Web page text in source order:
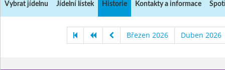
Vybrat jídelnu Jídelní lístek Historie Kontakty a informace
Březen 2026 Duben 2026